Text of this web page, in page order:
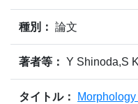
種別： 論文
著者等： Y Shinoda,S
タイトル：